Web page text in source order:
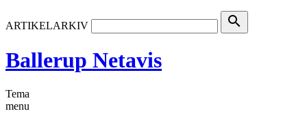
ARTIKELARKIV search
Ballerup Netavis
Tema
menu